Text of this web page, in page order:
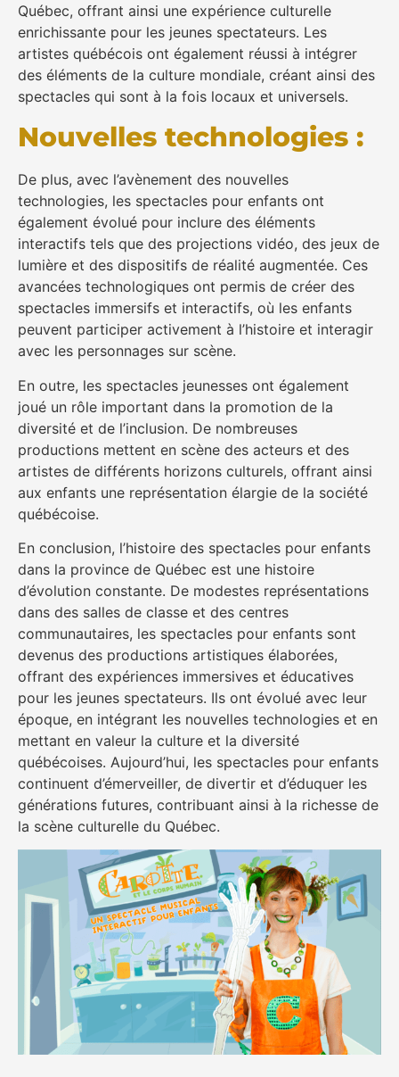
Québec, offrant ainsi une expérience culturelle
enrichissante pour les jeunes spectateurs. Les
artistes québécois ont également réussi à intégrer
des éléments de la culture mondiale, créant ainsi des
spectacles qui sont à la fois locaux et universels.
Nouvelles technologies :
De plus, avec l’avènement des nouvelles
technologies, les spectacles pour enfants ont
également évolué pour inclure des éléments
interactifs tels que des projections vidéo, des jeux de
lumière et des dispositifs de réalité augmentée. Ces
avancées technologiques ont permis de créer des
spectacles immersifs et interactifs, où les enfants
peuvent participer activement à l’histoire et interagir
avec les personnages sur scène.
En outre, les spectacles jeunesses ont également
joué un rôle important dans la promotion de la
diversité et de l’inclusion. De nombreuses
productions mettent en scène des acteurs et des
artistes de différents horizons culturels, offrant ainsi
aux enfants une représentation élargie de la société
québécoise.
En conclusion, l’histoire des spectacles pour enfants
dans la province de Québec est une histoire
d’évolution constante. De modestes représentations
dans des salles de classe et des centres
communautaires, les spectacles pour enfants sont
devenus des productions artistiques élaborées,
offrant des expériences immersives et éducatives
pour les jeunes spectateurs. Ils ont évolué avec leur
époque, en intégrant les nouvelles technologies et en
mettant en valeur la culture et la diversité
québécoises. Aujourd’hui, les spectacles pour enfants
continuent d’émerveiller, de divertir et d’éduquer les
générations futures, contribuant ainsi à la richesse de
la scène culturelle du Québec.